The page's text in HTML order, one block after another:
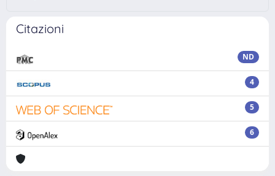
Citazioni
ND
4
5
6